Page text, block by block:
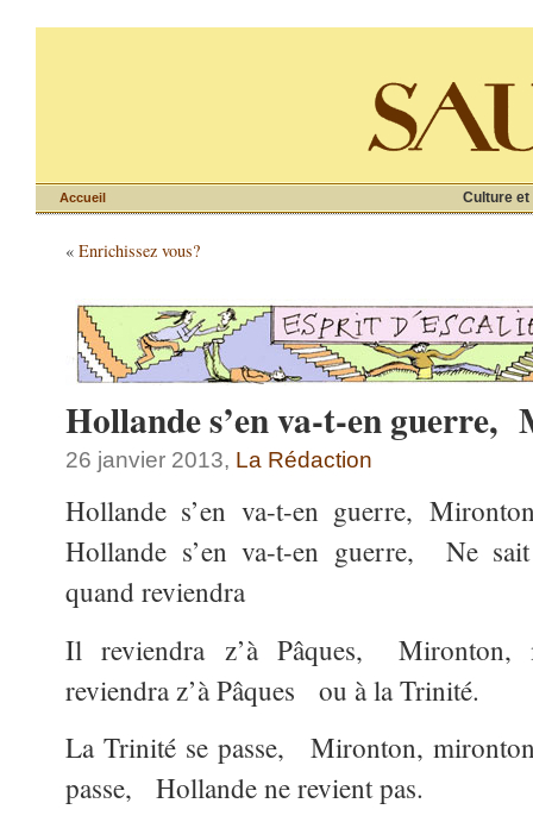
Culture et
Accueil
« Enrichissez vous?
Hollande s’en va-t-en
26 janvier 2013, La Rédaction
Hollande s’en va-t-en guerre,
Hollande s’en va-t-en guerre, Ne
quand reviendra
Il reviendra z’à Pâques,
reviendra z’à Pâques ou à la Trinité.
La Trinité se passe, Mironton,
passe, Hollande ne revient pas.